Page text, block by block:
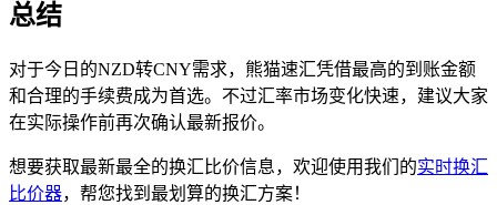
总结
对于今日的NZD转CNY需求，熊猫速汇凭借最高的到账金额
和合理的手续费成为首选。不过汇率市场变化快速，建议大家
在实际操作前再次确认最新报价。
想要获取最新最全的换汇比价信息，欢迎使用我们的实时换汇
比价器，帮您找到最划算的换汇方案！